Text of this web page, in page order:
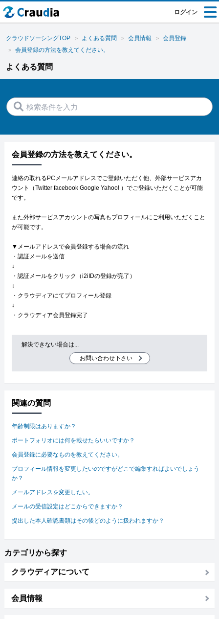
ログイン
クラウドソーシングTOP よくある質問 会員情報
会員登録
会員登録の方法を教えてください。
よくある質問
会員登録の方法を教えてください。
連絡の取れるPCメールアドレスでご登録いただく他、外部サービスアカ
ウント（Twitter facebook Google Yahoo! ）でご登録いただくことが可能
です。
また外部サービスアカウントの写真もプロフィールにご利用いただくこと
が可能です。
▼メールアドレスで会員登録する場合の流れ
・認証メールを送信
↓
・認証メールをクリック（i2iIDの登録が完了）
↓
・クラウディアにてプロフィール登録
↓
・クラウディア会員登録完了
解決できない場合は...
お問い合わせ下さい
関連の質問
年齢制限はありますか？
ポートフォリオには何を載せたらいいですか？
会員登録に必要なものを教えてください。
プロフィール情報を変更したいのですがどこで編集すればよいでしょう
か？
メールアドレスを変更したい。
メールの受信設定はどこからできますか？
提出した本人確認書類はその後どのように扱われますか？
カテゴリから探す
クラウディアについて
会員情報